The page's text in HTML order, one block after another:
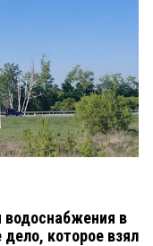
водоснабжения в
которое взял